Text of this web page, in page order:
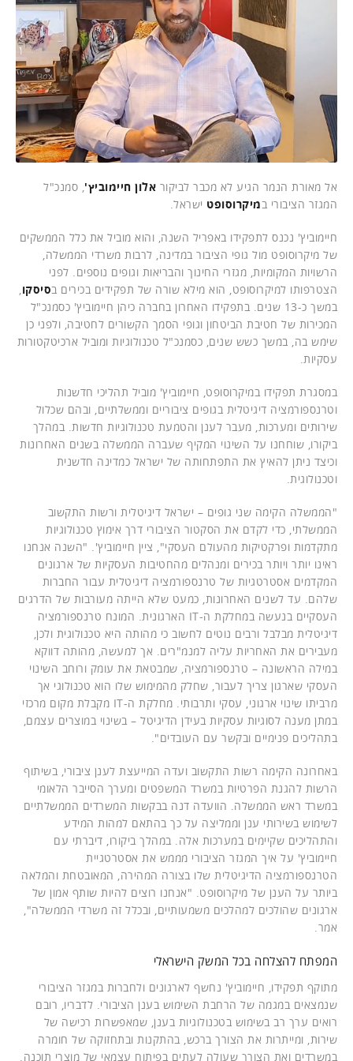
אל מאורת הנמר הגיע לא מכבר לביקור אלון חיימוביץ' , סמנכ"ל
המגזר הציבורי במיקרוסופט ישראל.
חיימוביץ' נכנס לתפקידו באפריל השנה, והוא מוביל את כלל הממשקים
של מיקרוסופט מול גופי הציבור במדינה, לרבות משרדי הממשלה,
הרשויות המקומיות, מגזרי החינוך והבריאות וגופים נוספים. לפני
הצטרפותו למיקרוסופט, הוא מילא שורה של תפקידים בכירים בסיסקו
במשך כ-13 שנים. בתפקידו האחרון בחברה כיהן חיימוביץ' כסמנכ"ל
המכירות של חטיבת הביטחון וגופי הסמך הקשורים לחטיבה, ולפני כן
שימש בה, במשך כשש שנים, כסמנכ"ל טכנולוגיות ומוביל ארכיטקטורות
עסקיות.
במסגרת תפקידו במיקרוסופט, חיימוביץ' מוביל תהליכי חדשנות
וטרנספורמציה דיגיטלית בגופים ציבוריים וממשלתיים, ובהם שכלול
שירותים ומערכות, מעבר לענן והטמעת טכנולוגיות חדשות. במהלך
ביקורו, שוחחנו על השינוי המקיף שעברה הממשלה בשנים האחרונות
וכיצד ניתן להאיץ את התפתחותה של ישראל כמדינה חדשנית
וטכנולוגית.
"הממשלה הקימה שני גופים – ישראל דיגיטלית ורשות התקשוב
הממשלתי, כדי לקדם את הסקטור הציבורי דרך אימוץ טכנולוגיות
מתקדמות ופרקטיקות מהעולם העסקי", ציין חיימוביץ'. "השנה אנחנו
ראינו יותר ויותר בכירים ומנהלים מהחטיבות העסקיות של ארגונים
המקדמים אסטרטגיות של טרנספורמציה דיגיטלית עבור החברות
שלהם. עד לשנים האחרונות, כמעט שלא הייתה מעורבות של הדרגים
העסקיים בנעשה במחלקת ה-IT הארגונית. המונח טרנספורמציה
דיגיטלית מבלבל ורבים נוטים לחשוב כי מהותה היא טכנולוגית ולכן,
מעבירים את האחריות עליה למנמ"רים. אך למעשה, מהותה דווקא
במילה הראשונה – טרנספורמציה, שמבטאת את עומק ורוחב השינוי
העסקי שארגון צריך לעבור, שחלק מהמימוש שלו הוא טכנולוגי אך
מרביתו שינוי ארגוני, עסקי ותרבותי. מחלקת ה-IT מקבלת מקום מרכזי
במתן מענה לסוגיות עסקיות בעידן הדיגיטל – בשינוי במוצרים עצמם,
בתהליכים פנימיים ובקשר עם העובדים".
באחרונה הקימה רשות התקשוב ועדה המייעצת לענן ציבורי, בשיתוף
הרשות להגנת הפרטיות במשרד המשפטים ומערך הסייבר הלאומי
במשרד ראש הממשלה. הוועדה דנה בבקשות המשרדים הממשלתיים
לשימוש בשירותי ענן וממליצה על כך בהתאם למהות המידע
והתהליכים שקיימים במערכות אלה. במהלך ביקורו, דיברתי עם
חיימוביץ' על איך המגזר הציבורי מממש את אסטרטגיית
הטרנספורמציה הדיגיטלית שלו בצורה המהירה, המאובטחת והמלאה
ביותר על הענן של מיקרוסופט. "אנחנו רוצים להיות שותף אמון של
ארגונים שהולכים למהלכים משמעותיים, ובכלל זה משרדי הממשלה",
אמר.
המפתח להצלחה בכל המשק הישראלי
מתוקף תפקידו, חיימוביץ' נחשף לארגונים ולחברות במגזר הציבורי
שנמצאים במגמה של הרחבת השימוש בענן הציבורי. לדבריו, רובם
רואים ערך רב בשימוש בטכנולוגיות בענן, שמאפשרות רכישה של
שירות, ומייתרות את הצורך ברכש, בהתקנות ובתחזוקה של חומרה
במשרדים ואת הצורך שעולה לעתים בפיתוח עצמאי של מוצרי תוכנה.